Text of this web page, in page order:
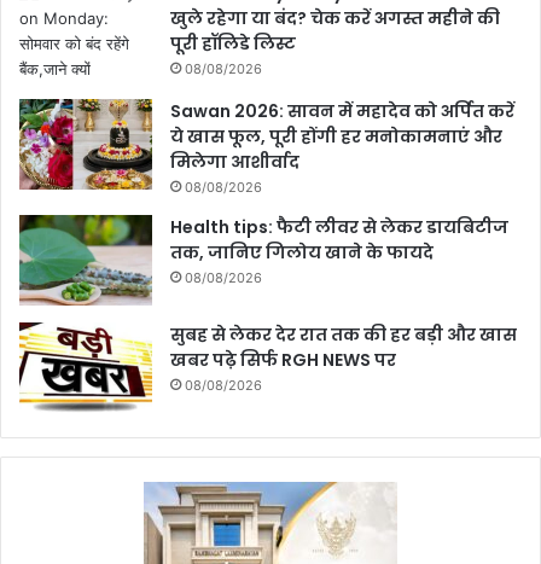
खुले रहेगा या बंद? चेक करें अगस्त महीने की
पूरी हॉलिडे लिस्ट
08/08/2026
Sawan 2026: सावन में महादेव को अर्पित करें
ये खास फूल, पूरी होंगी हर मनोकामनाएं और
मिलेगा आशीर्वाद
08/08/2026
Health tips: फैटी लीवर से लेकर डायबिटीज
तक, जानिए गिलोय खाने के फायदे
08/08/2026
सुबह से लेकर देर रात तक की हर बड़ी और खास
खबर पढ़े सिर्फ RGH NEWS पर
08/08/2026